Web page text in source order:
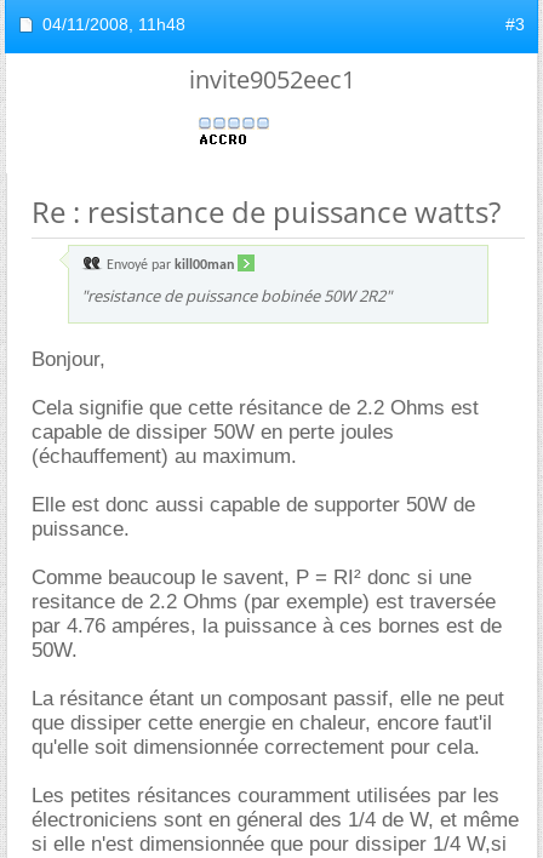
04/11/2008, 11h48 #3
invite9052eec1
Re : resistance de puissance watts?
Envoyé par kill00man
"resistance de puissance bobinée 50W 2R2"
Bonjour,
Cela signifie que cette résitance de 2.2 Ohms est
capable de dissiper 50W en perte joules
(échauffement) au maximum.
Elle est donc aussi capable de supporter 50W de
puissance.
Comme beaucoup le savent, P = RI² donc si une
resitance de 2.2 Ohms (par exemple) est traversée
par 4.76 ampéres, la puissance à ces bornes est de
50W.
La résitance étant un composant passif, elle ne peut
que dissiper cette energie en chaleur, encore faut'il
qu'elle soit dimensionnée correctement pour cela.
Les petites résitances couramment utilisées par les
électroniciens sont en géneral des 1/4 de W, et même
si elle n'est dimensionnée que pour dissiper 1/4 W,si